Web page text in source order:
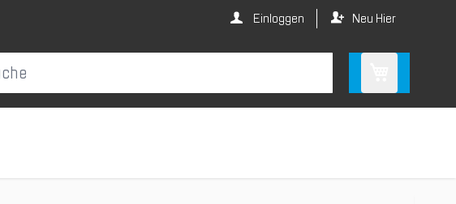
Einloggen Neu Hier